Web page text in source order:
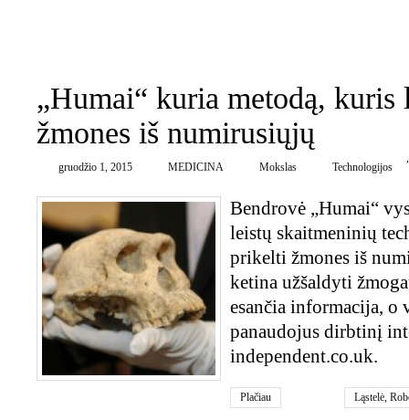
„Humai“ kuria metodą,
žmones iš numirusiųjų
gruodžio 1, 2015 MEDICINA Mokslas Technologijos
Bendrovė „Humai“
leistų skaitmeninių
prikelti žmones iš
ketina užšaldyti
esančia informacija, o
panaudojus dirbtinį
independent.co.uk.
Plačiau Ląstelė,